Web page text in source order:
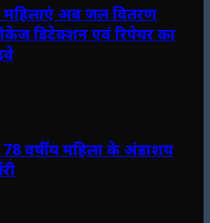
महिलाएं अब जल वितरण
डिटेक्शन एवं रिपेयर का
वर्षीय महिला के अंडाशय